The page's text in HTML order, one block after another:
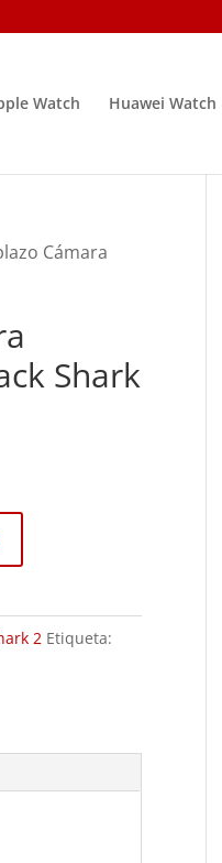
Watch Huawei Watch
Cámara
Shark
2 Etiqueta: